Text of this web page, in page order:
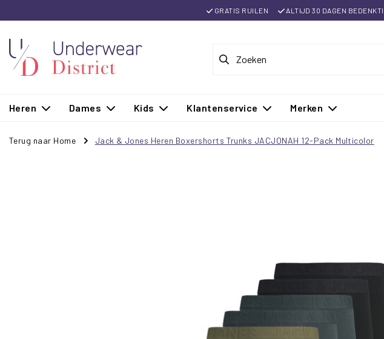
GRATIS RUILEN ALTIJD 30 DAGEN
Heren Dames Kids Klantenservice Merken
Terug naar Home Jack & Jones Heren Boxershorts Trunks JACJONAH 12-Pack Multicolor